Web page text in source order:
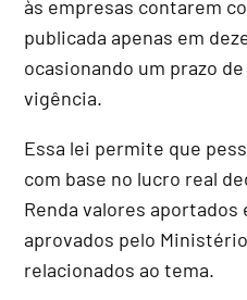
às empresas contarem
publicada apenas em
ocasionando um prazo
vigência.
Essa lei permite que
com base no lucro real
Renda valores
aprovados pelo
relacionados ao tema.